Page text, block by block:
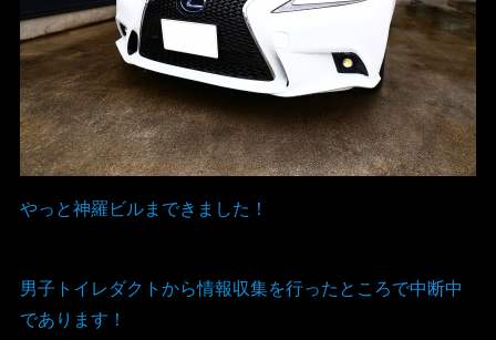
やっと神羅ビルまできました！
男子トイレダクトから情報収集を行ったところで中断中
であります！